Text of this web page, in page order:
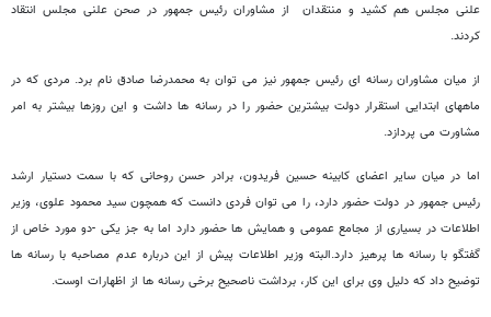
علنی مجلس هم کشید و منتقدان از مشاوران رئیس جمهور در صحن علنی مجلس انتقاد
کردند.
از میان مشاوران رسانه ای رئیس جمهور نیز می توان به محمدرضا صادق نام برد. مردی که در
ماههای ابتدایی استقرار دولت بیشترین حضور را در رسانه ها داشت و این روزها بیشتر به امر
مشاورت می پردازد.
اما در میان سایر اعضای کابینه حسین فریدون، برادر حسن روحانی که با سمت دستیار ارشد
رئیس جمهور در دولت حضور دارد، را می توان فردی دانست که همچون سید محمود علوی، وزیر
اطلاعات در بسیاری از مجامع عمومی و همایش ها حضور دارد اما به جز یکی -دو مورد خاص از
گفتگو با رسانه ها پرهیز دارد.البته وزیر اطلاعات پیش از این درباره عدم مصاحبه با رسانه ها
توضیح داد که دلیل وی برای این کار، برداشت ناصحیح برخی رسانه ها از اظهارات اوست.